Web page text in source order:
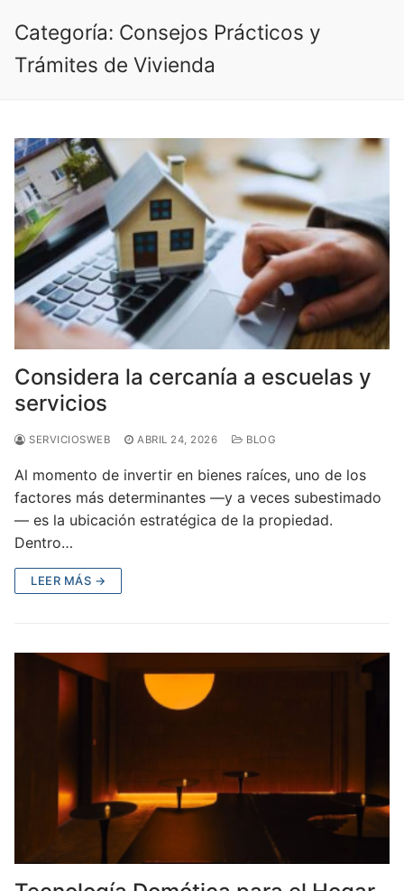
contenido
Categoría: Consejos Prácticos y
Trámites de Vivienda
Considera la cercanía a escuelas y
servicios
SERVICIOSWEB ABRIL 24, 2026 BLOG
Al momento de invertir en bienes raíces, uno de los
factores más determinantes —y a veces subestimado
— es la ubicación estratégica de la propiedad.
Dentro…
LEER MÁS →